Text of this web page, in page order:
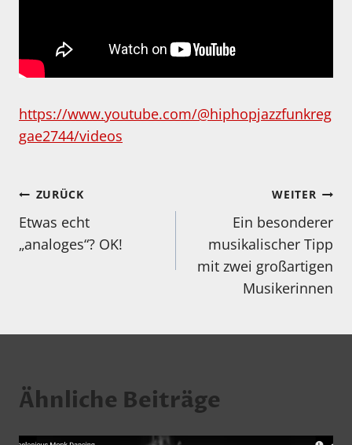
https://www.youtube.com/@hiphopjazzfunkreg
gae2744/videos
Beitragsnavigation
ZURÜCK
Etwas echt
„analoges“? OK!
WEITER
Ein besonderer
musikalischer Tipp
mit zwei großartigen
Musikerinnen
Ähnliche Beiträge